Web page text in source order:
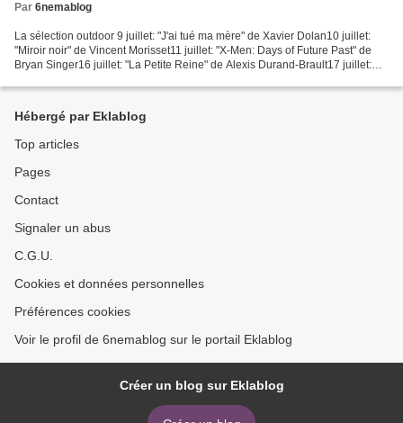
Par 6nemablog
La sélection outdoor 9 juillet: "J'ai tué ma mère" de Xavier Dolan10 juillet:
"Miroir noir" de Vincent Morisset11 juillet: "X-Men: Days of Future Past" de
Bryan Singer16 juillet: "La Petite Reine" de Alexis Durand-Brault17 juillet:
Hébergé par Eklablog
Top articles
Pages
Contact
Signaler un abus
C.G.U.
Cookies et données personnelles
Préférences cookies
Voir le profil de 6nemablog sur le portail Eklablog
Créer un blog sur Eklablog